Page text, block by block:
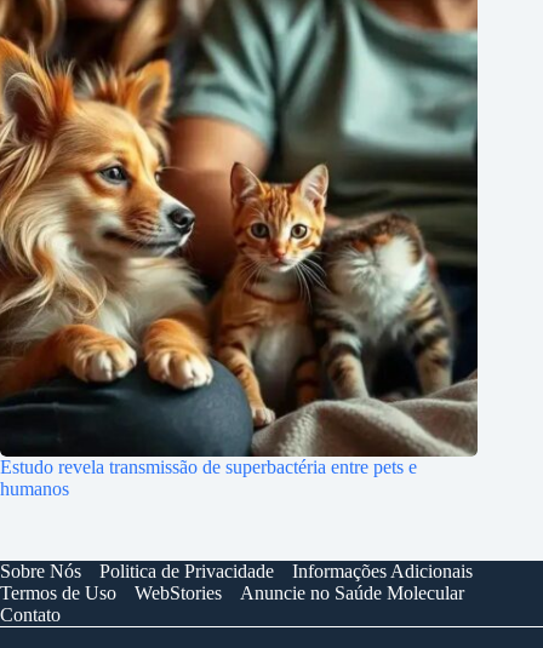
Estudo revela transmissão de superbactéria entre pets e
humanos
Sobre Nós Politica de Privacidade
Informações Adicionais
Termos de Uso
WebStories
Anuncie no Saúde Molecular
Contato